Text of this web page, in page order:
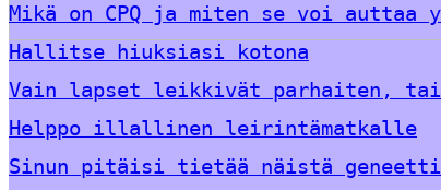
Mikä on CPQ ja miten se voi auttaa
Hallitse hiuksiasi kotona
Vain lapset leikkivät parhaiten,
Helppo illallinen leirintämatkalle
Sinun pitäisi tietää näistä